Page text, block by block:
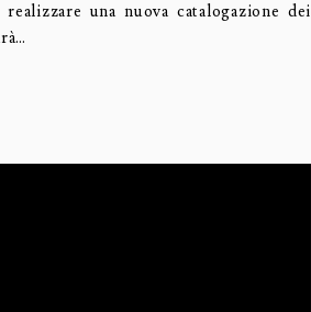
una nuova catalogazione dei